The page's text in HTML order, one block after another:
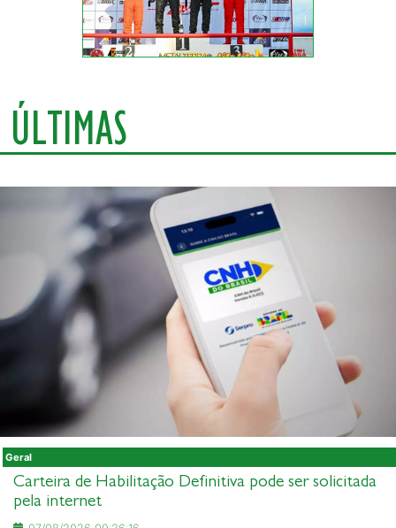
ÚLTIMAS
Geral
Carteira de Habilitação Definitiva pode ser solicitada
pela internet